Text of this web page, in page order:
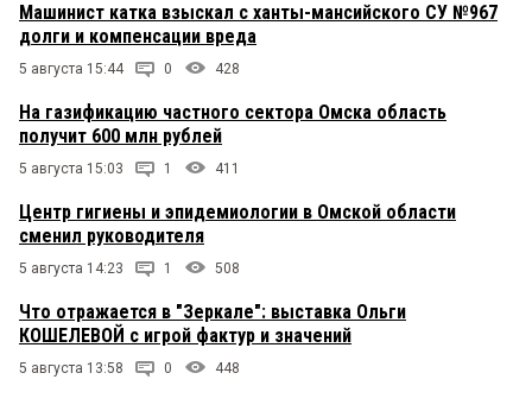
Машинист катка взыскал с ханты-мансийского СУ №967
долги и компенсации вреда
5 августа 15:44 0 428
На газификацию частного сектора Омска область
получит 600 млн рублей
5 августа 15:03 1 411
Центр гигиены и эпидемиологии в Омской области
сменил руководителя
5 августа 14:23 1 508
Что отражается в "Зеркале": выставка Ольги
КОШЕЛЕВОЙ с игрой фактур и значений
5 августа 13:58 0 448